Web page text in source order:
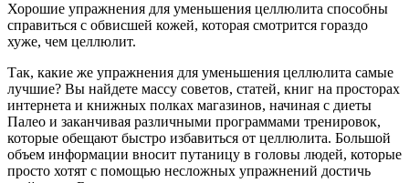
Хорошие упражнения для уменьшения целлюлита способны
справиться с обвисшей кожей, которая смотрится гораздо
хуже, чем целлюлит.
Так, какие же упражнения для уменьшения целлюлита самые
лучшие? Вы найдете массу советов, статей, книг на просторах
интернета и книжных полках магазинов, начиная с диеты
Палео и заканчивая различными программами тренировок,
которые обещают быстро избавиться от целлюлита. Большой
объем информации вносит путаницу в головы людей, которые
просто хотят с помощью несложных упражнений достичь